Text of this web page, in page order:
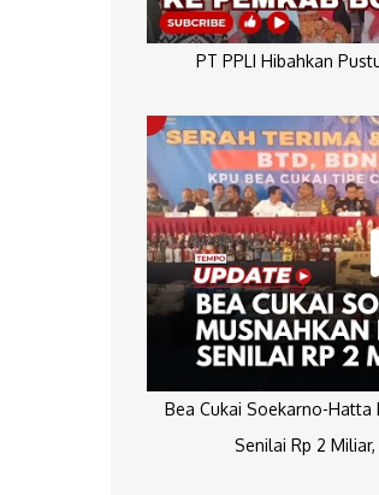
PT PPLI Hibahkan
Bea Cukai Soekarno-
Senilai Rp 2